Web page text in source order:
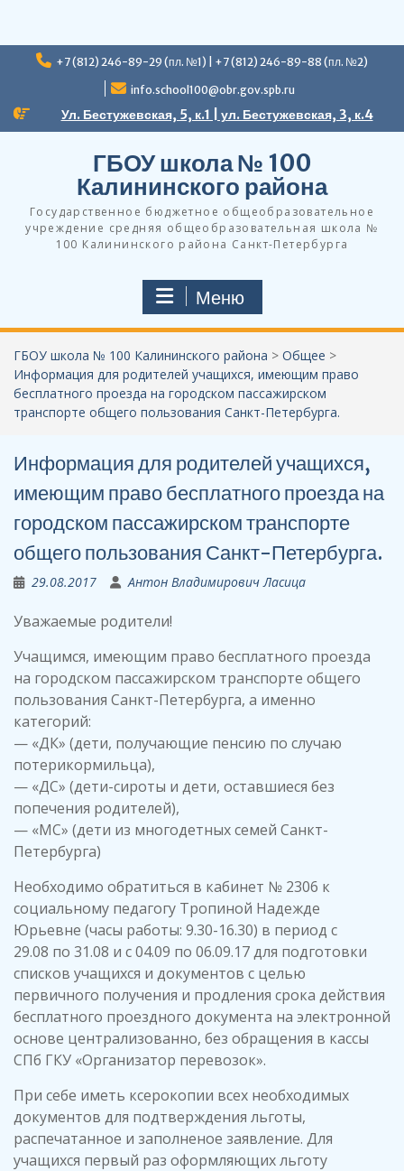
Перейти
+7 (812) 246-89-29 (пл. №1) | +7 (812) 246-89-88 (пл. №2)
info.school100@obr.gov.spb.ru
Ул. Бестужевская, 5, к.1 | ул. Бестужевская, 3, к.4
ГБОУ школа № 100
Калининского района
Государственное бюджетное общеобразовательное
учреждение средняя общеобразовательная школа №
100 Калининского района Санкт-Петербурга
Меню
ГБОУ школа № 100 Калининского района > Общее >
Информация для родителей учащихся, имеющим право
бесплатного проезда на городском пассажирском
транспорте общего пользования Санкт-Петербурга.
Информация для родителей учащихся,
имеющим право бесплатного проезда на
городском пассажирском транспорте
общего пользования Санкт-Петербурга.
29.08.2017 Антон Владимирович Ласица
Уважаемые родители!
Учащимся, имеющим право бесплатного проезда
на городском пассажирском транспорте общего
пользования Санкт-Петербурга, а именно
категорий:
— «ДК» (дети, получающие пенсию по случаю
потерикормильца),
— «ДС» (дети-сироты и дети, оставшиеся без
попечения родителей),
— «МС» (дети из многодетных семей Санкт-
Петербурга)
Необходимо обратиться в кабинет № 2306 к
социальному педагогу Тропиной Надежде
Юрьевне (часы работы: 9.30-16.30) в период с
29.08 по 31.08 и с 04.09 по 06.09.17 для подготовки
списков учащихся и документов с целью
первичного получения и продления срока действия
бесплатного проездного документа на электронной
основе централизованно, без обращения в кассы
СПб ГКУ «Организатор перевозок».
При себе иметь ксерокопии всех необходимых
документов для подтверждения льготы,
распечатанное и заполненое заявление. Для
учащихся первый раз оформляющих льготу